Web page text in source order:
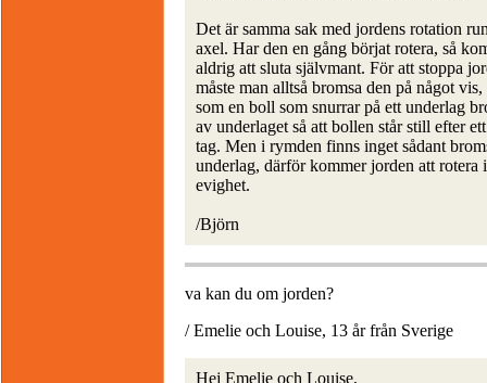
Det är samma sak med jordens rotation
axel. Har den en gång börjat rotera, så
aldrig att sluta självmant. För att stoppa
måste man alltså bromsa den på något
som en boll som snurrar på ett underlag
av underlaget så att bollen står still efter ett
tag. Men i rymden finns inget sådant
underlag, därför kommer jorden att rotera
evighet.
/Björn
va kan du om jorden?
/ Emelie och Louise, 13 år från Sverige
Hej Emelie och Louise,